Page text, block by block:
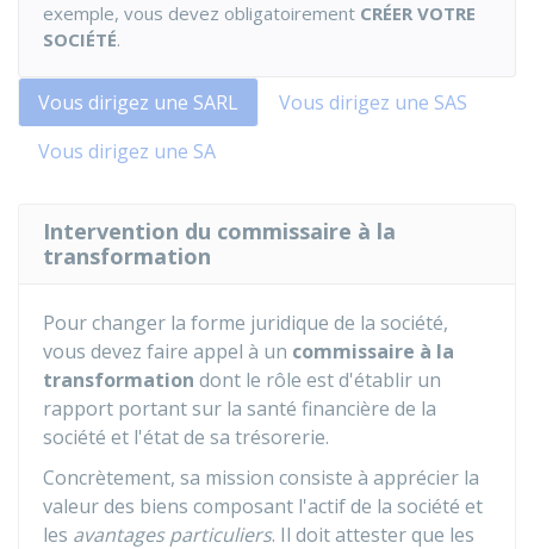
exemple, vous devez obligatoirement CRÉER VOTRE
SOCIÉTÉ.
Vous dirigez une SARL
Vous dirigez une SAS
Vous dirigez une SA
Intervention du commissaire à la
transformation
Pour changer la forme juridique de la société,
vous devez faire appel à un commissaire à la
transformation dont le rôle est d'établir un
rapport portant sur la santé financière de la
société et l'état de sa trésorerie.
Concrètement, sa mission consiste à apprécier la
valeur des biens composant l'actif de la société et
les avantages particuliers. Il doit attester que les